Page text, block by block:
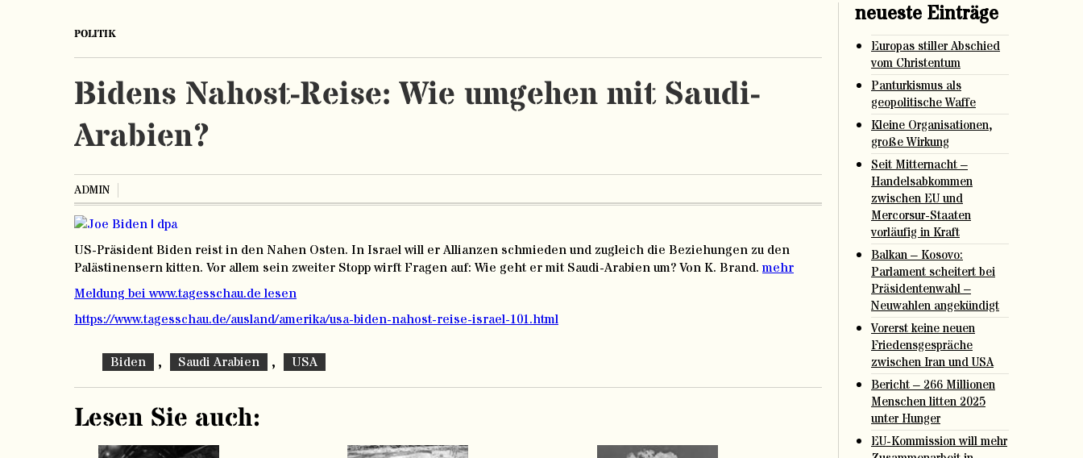
POLITIK
Bidens Nahost-Reise: Wie umgehen mit Saudi-
Arabien?
ADMIN
US-Präsident Biden reist in den Nahen Osten. In Israel will er Allianzen schmieden und zugleich die Beziehungen zu den
Palästinensern kitten. Vor allem sein zweiter Stopp wirft Fragen auf: Wie geht er mit Saudi-Arabien um? Von K. Brand. mehr
Meldung bei www.tagesschau.de lesen
https://www.tagesschau.de/ausland/amerika/usa-biden-nahost-reise-israel-101.html
Biden , Saudi Arabien , USA
Lesen Sie auch:
neueste Einträge
Europas stiller Abschied
vom Christentum
Panturkismus als
geopolitische Waffe
Kleine Organisationen,
große Wirkung
Seit Mitternacht –
Handelsabkommen
zwischen EU und
Mercorsur-Staaten
vorläufig in Kraft
Balkan – Kosovo:
Parlament scheitert bei
Präsidentenwahl –
Neuwahlen angekündigt
Vorerst keine neuen
Friedensgespräche
zwischen Iran und USA
Bericht – 266 Millionen
Menschen litten 2025
unter Hunger
EU-Kommission will mehr